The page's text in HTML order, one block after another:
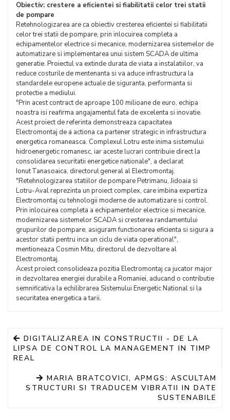
Obiectiv: crestere a eficientei si fiabilitatii celor trei statii
de pompare
Retehnologizarea are ca obiectiv cresterea eficientei si fiabilitatii
celor trei statii de pompare, prin inlocuirea completa a
echipamentelor electrice si mecanice, modernizarea sistemelor de
automatizare si implementarea unui sistem SCADA de ultima
generatie. Proiectul va extinde durata de viata a instalatiilor, va
reduce costurile de mentenanta si va aduce infrastructura la
standardele europene actuale de siguranta, performanta si
protectie a mediului.
"Prin acest contract de aproape 100 milioane de euro, echipa
noastra isi reafirma angajamentul fata de excelenta si inovatie.
Acest proiect de referinta demonstreaza capacitatea
Electromontaj de a actiona ca partener strategic in infrastructura
energetica romaneasca. Complexul Lotru este inima sistemului
hidroenergetic romanesc, iar aceste lucrari contribuie direct la
consolidarea securitatii energetice nationale", a declarat
Ionut Tanasoaica, directorul general al Electromontaj.
"Retehnologizarea statiilor de pompare Petrimanu, Jidoaia si
Lotru-Aval reprezinta un proiect complex, care imbina expertiza
Electromontaj cu tehnologii moderne de automatizare si control.
Prin inlocuirea completa a echipamentelor electrice si mecanice,
modernizarea sistemelor SCADA si cresterea randamentului
grupurilor de pompare, asiguram functionarea eficienta si sigura a
acestor statii pentru inca un ciclu de viata operational",
mentioneaza Cosmin Mitu, directorul de dezvoltare al
Electromontaj.
Acest proiect consolideaza pozitia Electromontaj ca jucator major
in dezvoltarea energiei durabile a Romaniei, aducand o contributie
semnificativa la echilibrarea Sistemului Energetic National si la
securitatea energetica a tarii.
DIGITALIZAREA IN CONSTRUCTII - DE LA
LIPSA DE CONTROL LA MANAGEMENT IN TIMP
REAL
MARIA BRATCOVICI, APMGS: ASCULTAM
STRUCTURI SI TRADUCEM VIBRATII IN DATE
SUSTENABILE